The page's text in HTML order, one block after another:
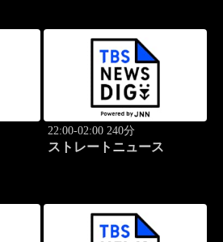
22:00-02:00 240分
ストレートニュース